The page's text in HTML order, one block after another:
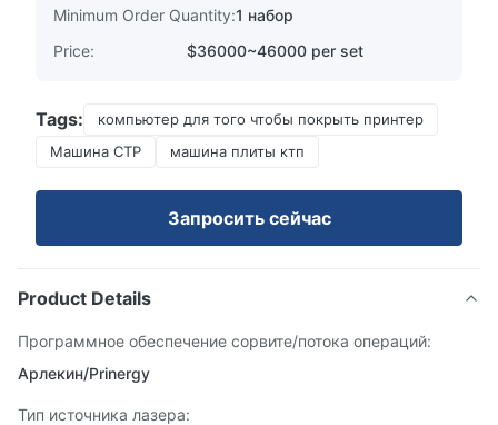
Minimum Order Quantity:1 набор
Price:
$36000~46000 per set
Tags:
компьютер для того чтобы покрыть принтер
Машина CTP
машина плиты ктп
Запросить сейчас
Product Details
Программное обеспечение сорвите/потока операций:
Арлекин/Prinergy
Тип источника лазера: